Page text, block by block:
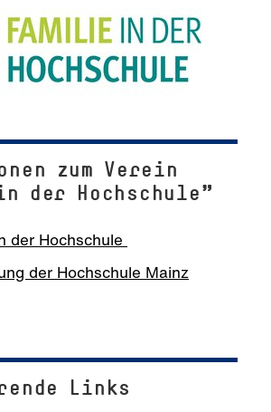
zum Verein
der Hochschule"
der Hochschule
der Hochschule Mainz
Links